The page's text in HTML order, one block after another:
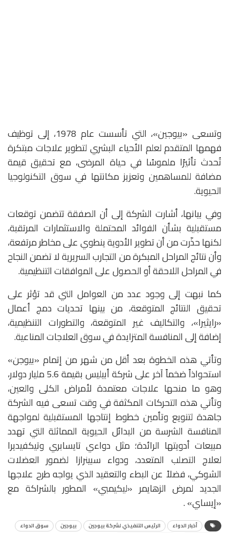
وتسعى «بيوجين»، التي تأسست عام 1978، إلى توظيف
فهمها المتقدم لعلم الأحياء البشري لتطوير علاجات مبتكرة
تُحدث تأثيرًا ملموسًا في حياة المرضى، مع تحقيق قيمة
مضافة للمساهمين وتعزيز مكانتها في سوق التكنولوجيا
الحيوية.
وفي بيانها، أشارت الشركة إلى أن الصفقة تتضمن توقعات
مستقبلية بشأن الفوائد المحتملة والاستثمارات المرتقبة،
لكنها حذّرت من أن تطوير الأدوية ينطوي على مخاطر مرتفعة،
وأن نتائج المراحل المبكرة من التجارب السريرية لا تضمن النجاح
في المراحل اللاحقة أو الحصول على الموافقات التنظيمية.
كما نبهت إلى وجود عدد من العوامل التي قد تؤثر على
تحقيق النتائج المتوقعة، من بينها تحديات دمج أعمال
«رايثيرا»، والتكاليف غير المتوقعة، والتطورات التنظيمية،
إضافة إلى المنافسة المتزايدة في سوق العلاجات المناعية.
وتأتي هذه الخطوة بعد أقل من شهر من إتمام «بيوجن»
استحواذاً ضخماً آخر على شركة أبيليس بقيمة 5.6 مليار دولار،
وهو ما منحها علاجات معتمدة لأمراض الكلى والعين،
وتأتي هذه التحركات المكثفة في وقت تسعى فيه الشركة
جاهدة لتنويع وتأمين خطوط إنتاجها المستقبلية لمواجهة
المنافسة الشرسة من البدائل الحيوية المماثلة التي تهدد
مبيعات أدويتها الرائدة؛ مثل دواءي تايسابري وتيكفيديرا
لعلاج التصلب المتعدد، ودواء سبينرازا لضمور العضلات
الشوكي، فضلاً عن البطء والتعقيد الذي يواجه طرح علاجها
الجديد لمرض الزهايمر «ليكيمبي» المطور بالشراكة مع
«إيساي» .
أخبار الدواء الرئيس التنفيذي لشركة بيوجين بيوجين
سوق الدواء